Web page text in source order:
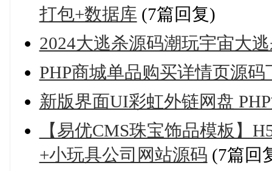
打包+数据库 (7篇回复)
2024大逃杀源码潮玩宇宙大
PHP商城单品购买详情页源
新版界面UI彩虹外链网盘
【易优CMS珠宝饰品模板】
+小玩具公司网站源码 (7篇回